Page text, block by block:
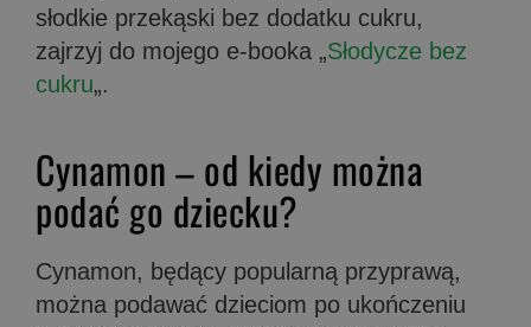
słodkie przekąski bez dodatku cukru,
zajrzyj do mojego e-booka „Słodycze bez
cukru„.
Cynamon – od kiedy można
podać go dziecku?
Cynamon, będący popularną przyprawą,
można podawać dzieciom po ukończeniu